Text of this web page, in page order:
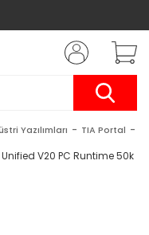
Yazılımları TIA Portal